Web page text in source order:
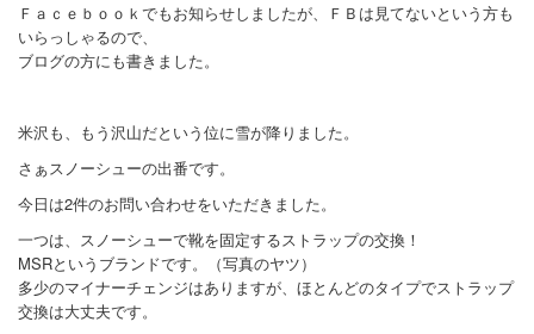
Ｆａｃｅｂｏｏｋでもお知らせしましたが、ＦＢは見てないという方も
いらっしゃるので、
ブログの方にも書きました。
米沢も、もう沢山だという位に雪が降りました。
さぁスノーシューの出番です。
今日は2件のお問い合わせをいただきました。
一つは、スノーシューで靴を固定するストラップの交換！
MSRというブランドです。（写真のヤツ）
多少のマイナーチェンジはありますが、ほとんどのタイプでストラップ
交換は大丈夫です。